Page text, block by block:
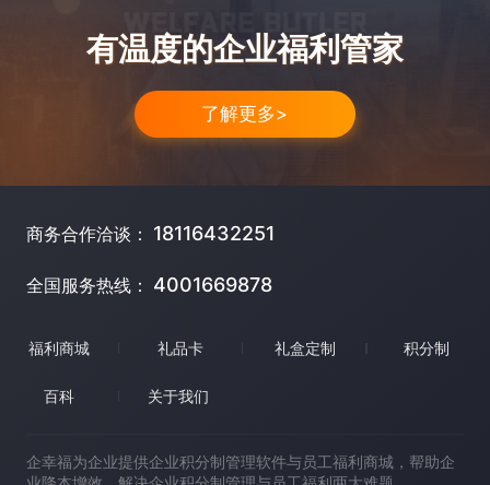
有温度的企业福利管家
了解更多>
商务合作洽谈： 18116432251
全国服务热线： 4001669878
福利商城 礼品卡 礼盒定制 积分制
百科 关于我们
企幸福为企业提供企业积分制管理软件与员工福利商城，帮助企